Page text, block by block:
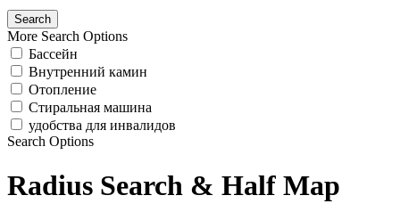
More Search Options
Бассейн
Внутренний камин
Отопление
Стиральная машина
удобства для инвалидов
Search Options
Radius Search & Half Map